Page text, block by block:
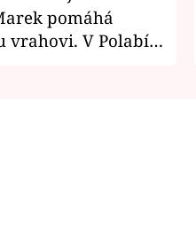
pomáhá
vrahovi. V Polabí